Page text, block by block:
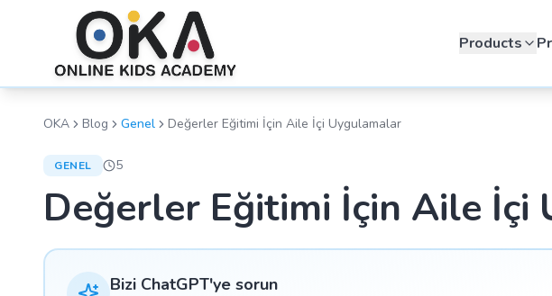
Products
OKA Blog Genel Değerler Eğitimi İçin Aile İçi Uygulamalar
GENEL 5
Değerler Eğitimi İçin Aile İçi
Bizi ChatGPT'ye sorun